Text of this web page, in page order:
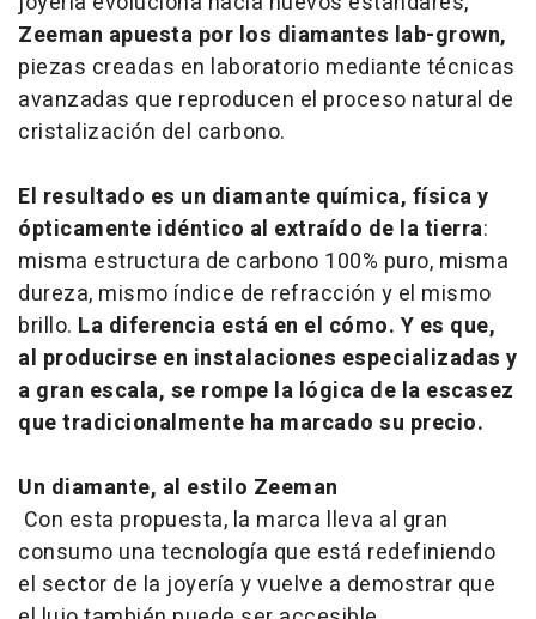
Zeeman apuesta por los diamantes lab-grown,
piezas creadas en laboratorio mediante técnicas
avanzadas que reproducen el proceso natural de
cristalización del carbono.
El resultado es un diamante química, física y
ópticamente idéntico al extraído de la tierra:
misma estructura de carbono 100% puro, misma
dureza, mismo índice de refracción y el mismo
brillo. La diferencia está en el cómo. Y es que,
al producirse en instalaciones especializadas y
a gran escala, se rompe la lógica de la escasez
que tradicionalmente ha marcado su precio.
Un diamante, al estilo Zeeman
Con esta propuesta, la marca lleva al gran
consumo una tecnología que está redefiniendo
el sector de la joyería y vuelve a demostrar que